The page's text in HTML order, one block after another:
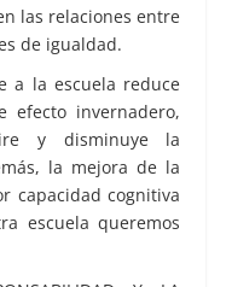
las relaciones entre
de igualdad.
a la escuela reduce
efecto invernadero,
y disminuye la
la mejora de la
capacidad cognitiva
escuela queremos